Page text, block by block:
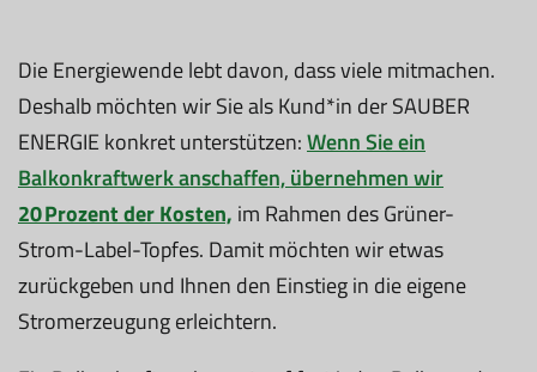
Die Energiewende lebt davon, dass viele mitmachen.
Deshalb möchten wir Sie als Kund*in der SAUBER
ENERGIE konkret unterstützen:Wenn Sie ein
Balkonkraftwerk anschaffen, übernehmen wir
20 Prozent der Kosten, im Rahmen des Grüner-
Strom-Label-Topfes. Damit möchten wir etwas
zurückgeben und Ihnen den Einstieg in die eigene
Stromerzeugung erleichtern.